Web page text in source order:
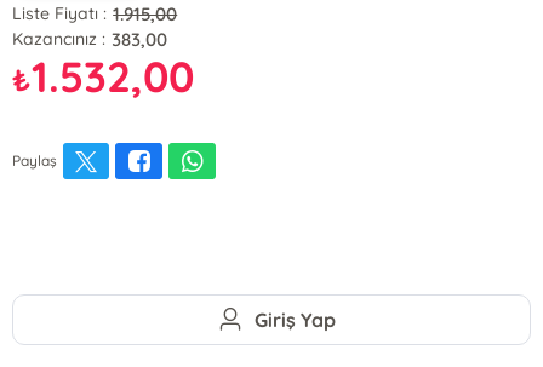
Liste Fiyatı : 1.915,00
Kazancınız : 383,00
₺1.532,00
Paylaş
Giriş Yap